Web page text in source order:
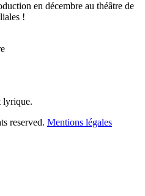
en décembre au théâtre de
!
lyrique.
reserved. Mentions légales